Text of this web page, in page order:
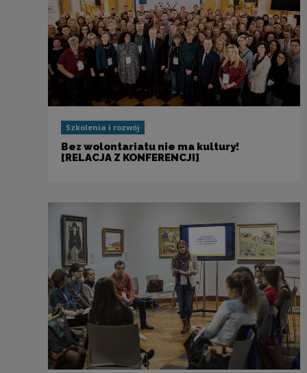
Szkolenia i rozwój
Bez wolontariatu nie ma kultury!
[RELACJA Z KONFERENCJI]